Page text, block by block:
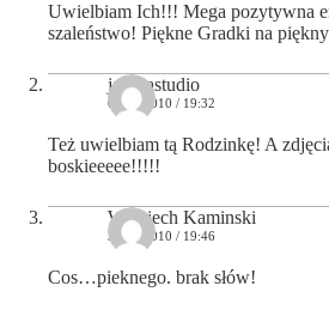
Uwielbiam Ich!!! Mega pozytywna
szaleństwo! Piękne Gradki na
jaszkastudio
04/12/2010 / 19:32
Też uwielbiam tą Rodzinkę! A
boskieeeee!!!!!
Wojciech Kaminski
31/12/2010 / 19:46
Cos…pieknego. brak słów!